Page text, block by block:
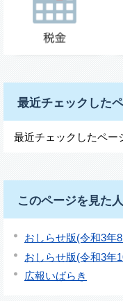
最近チェックした
最近チェックしたペー
このページを見た
おしらせ版(令和3年
おしらせ版(令和3年
広報いばらき